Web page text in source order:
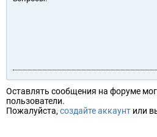
Оставлять сообщения на форуме
пользователи.
Пожалуйста, создайте аккаунт или